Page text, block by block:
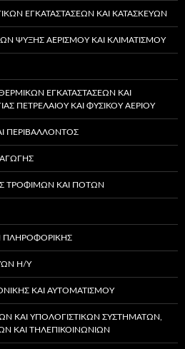
ΕΓΚΑΤΑΣΤΆΣΕΩΝ ΚΑΙ ΚΑΤΑΣΚΕΥΏΝ
ΨΎΞΗΣ ΑΕΡΙΣΜΟΎ ΚΑΙ ΚΛΙΜΑΤΙΣΜΟΎ
ΕΓΚΑΤΑΣΤΆΣΕΩΝ ΚΑΙ
ΠΕΤΡΕΛΑΊΟΥ ΚΑΙ ΦΥΣΙΚΟΎ ΑΕΡΊΟΥ
ΠΕΡΙΒΑΛΛΟΝΤΟΣ
ΤΡΟΦΙΜΩΝ ΚΑΙ ΠΟΤΩΝ
ΠΛΗΡΟΦΟΡΙΚΉΣ
Η/Υ
ΚΑΙ ΑΥΤΟΜΑΤΙΣΜΟΥ
ΚΑΙ ΥΠΟΛΟΓΙΣΤΙΚΏΝ ΣΥΣΤΗΜΆΤΩΝ,
ΚΑΙ ΤΗΛΕΠΙΚΟΙΝΩΝΙΏΝ